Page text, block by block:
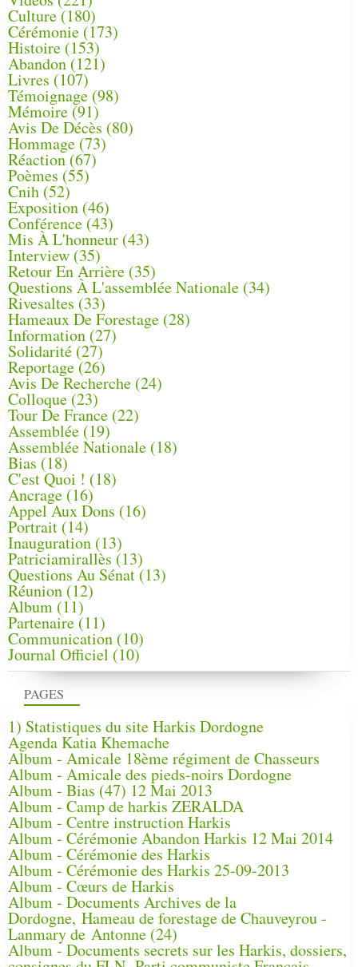
PAGES
1) Statistiques du site Harkis Dordogne
Agenda Katia Khemache
Album - Amicale 18ème régiment de Chasseurs
Album - Amicale des pieds-noirs Dordogne
Album - Bias (47) 12 Mai 2013
Album - Camp de harkis ZERALDA
Album - Centre instruction Harkis
Album - Cérémonie Abandon Harkis 12 Mai 2014
Album - Cérémonie des Harkis
Album - Cérémonie des Harkis 25-09-2013
Album - Cœurs de Harkis
Album - Documents Archives de la
Dordogne, Hameau de forestage de Chauveyrou -
Lanmary de Antonne (24)
Album - Documents secrets sur les Harkis, dossiers,
Culture(180)
Cérémonie (173)
Histoire (153)
Abandon(121)
Livres (107)
Témoignage (98)
Mémoire (91)
Avis De Décès (80)
Hommage (73)
Réaction(67)
Poèmes (55)
Cnih (52)
Exposition (46)
Conférence(43)
Mis À L'honneur (43)
Interview (35)
Retour En Arrière (35)
Questions À L'assemblée Nationale (34)
Rivesaltes (33)
Hameaux De Forestage (28)
Information (27)
Solidarité (27)
Reportage(26)
Avis De Recherche (24)
Colloque (23)
Tour De France (22)
Assemblée (19)
Assemblée Nationale (18)
Bias (18)
C'est Quoi ! (18)
Ancrage (16)
Appel Aux Dons (16)
Portrait (14)
Inauguration (13)
Patriciamirallès (13)
Questions Au Sénat(13)
Réunion (12)
Album (11)
Partenaire(11)
Communication (10)
Journal Officiel (10)